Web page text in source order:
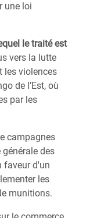
une loi
le traité est
vers la lutte
les violences
de l’Est, où
par les
campagnes
des
faveur d'un
les
munitions.